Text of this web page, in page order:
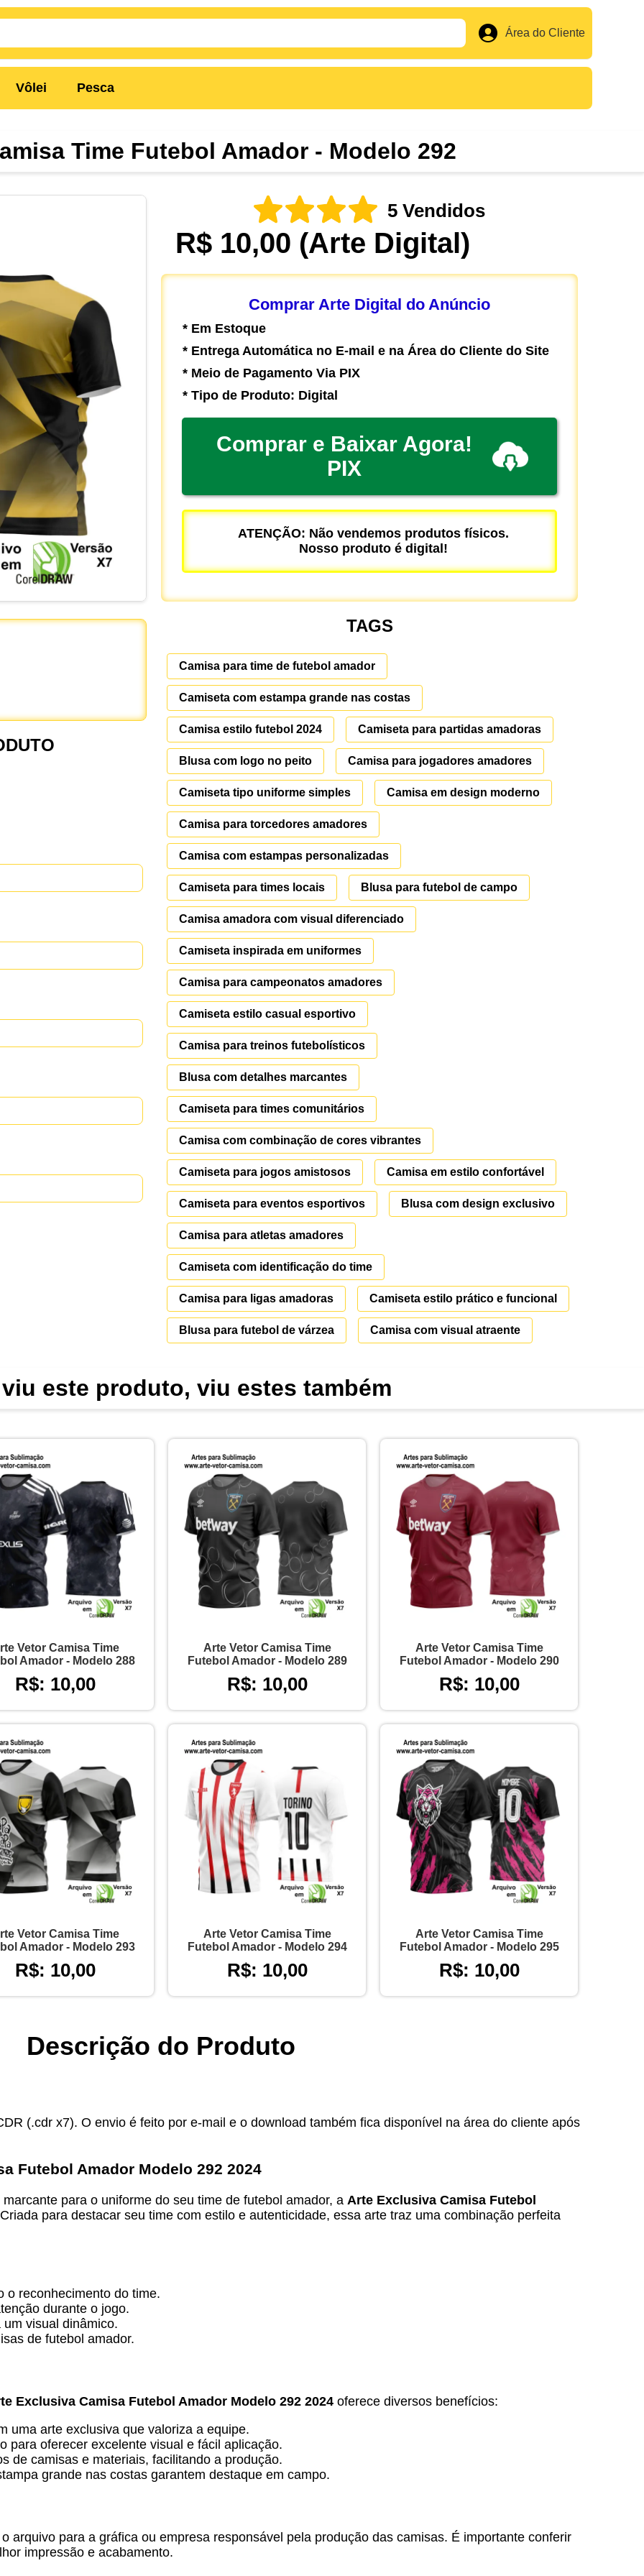
Área do Cliente
Vôlei Pesca
Time Futebol Amador - Modelo 292
5 Vendidos
R$ 10,00 (Arte Digital)
Comprar Arte Digital do Anúncio
* Em Estoque
* Entrega Automática no E-mail e na Área do Cliente do Site
* Meio de Pagamento Via PIX
* Tipo de Produto: Digital
Comprar e Baixar Agora!
PIX
ATENÇÃO: Não vendemos produtos físicos.
Nosso produto é digital!
TAGS
Camisa para time de futebol amador
Camiseta com estampa grande nas costas
Camisa estilo futebol 2024 Camiseta para partidas amadoras
Blusa com logo no peito Camisa para jogadores amadores
Camiseta tipo uniforme simples Camisa em design moderno
Camisa para torcedores amadores
Camisa com estampas personalizadas
Camiseta para times locais Blusa para futebol de campo
Camisa amadora com visual diferenciado
Camiseta inspirada em uniformes
Camisa para campeonatos amadores
Camiseta estilo casual esportivo
Camisa para treinos futebolísticos
Blusa com detalhes marcantes
Camiseta para times comunitários
Camisa com combinação de cores vibrantes
Camiseta para jogos amistosos Camisa em estilo confortável
Camiseta para eventos esportivos Blusa com design exclusivo
Camisa para atletas amadores
Camiseta com identificação do time
Camisa para ligas amadoras Camiseta estilo prático e funcional
Blusa para futebol de várzea Camisa com visual atraente
este produto, viu estes também
Vetor Camisa Time
Amador - Modelo 288
R$: 10,00
Arte Vetor Camisa Time
Futebol Amador - Modelo 289
R$: 10,00
Arte Vetor Camisa Time
Futebol Amador - Modelo 290
R$: 10,00
Vetor Camisa Time
Amador - Modelo 293
R$: 10,00
Arte Vetor Camisa Time
Futebol Amador - Modelo 294
R$: 10,00
Arte Vetor Camisa Time
Futebol Amador - Modelo 295
R$: 10,00
Descrição do Produto
(.cdr x7). O envio é feito por e-mail e o download também fica disponível na área do cliente após
Futebol Amador Modelo 292 2024
para o uniforme do seu time de futebol amador, a Arte Exclusiva Camisa Futebol
para destacar seu time com estilo e autenticidade, essa arte traz uma combinação perfeita
o reconhecimento do time.
durante o jogo.
visual dinâmico.
de futebol amador.
Exclusiva Camisa Futebol Amador Modelo 292 2024 oferece diversos benefícios:
uma arte exclusiva que valoriza a equipe.
para oferecer excelente visual e fácil aplicação.
de camisas e materiais, facilitando a produção.
grande nas costas garantem destaque em campo.
arquivo para a gráfica ou empresa responsável pela produção das camisas. É importante conferir
impressão e acabamento.